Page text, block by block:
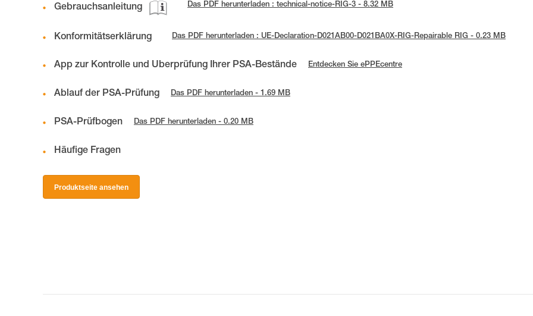
Gebrauchsanleitung Das PDF herunterladen : technical-notice-RIG-3 - 8.32 MB
Konformitätserklärung Das PDF herunterladen : UE-Declaration-D021AB00-D021BA0X-RIG-Repairable RIG - 0.23 MB
App zur Kontrolle und Überprüfung Ihrer PSA-Bestände Entdecken Sie ePPEcentre
Ablauf der PSA-Prüfung Das PDF herunterladen - 1.69 MB
PSA-Prüfbogen Das PDF herunterladen - 0.20 MB
Häufige Fragen
Produktseite ansehen